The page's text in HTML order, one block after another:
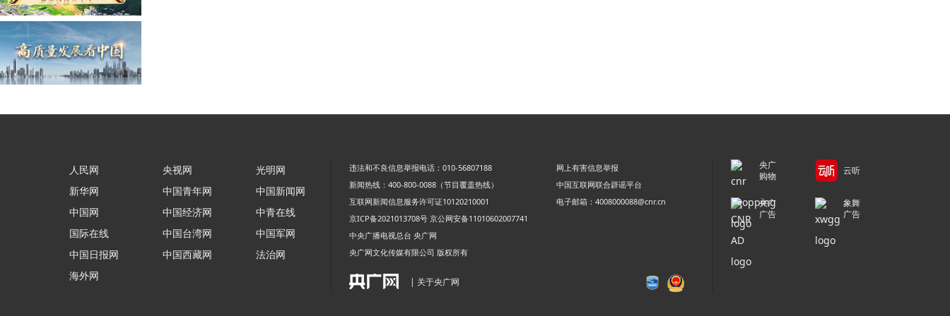
人民网
新华网
中国网
国际在线
中国日报网
海外网
央视网
中国青年网
中国经济网
中国台湾网
中国西藏网
光明网
中国新闻网
中青在线
中国军网
法治网
违法和不良信息举报电话：010-56807188
网上有害信息举报
新闻热线：400-800-0088（节目覆盖热线）
中国互联网联合辟谣平台
互联网新闻信息服务许可证10120210001
电子邮箱：4008000088@cnr.cn
京ICP备2021013708号 京公网安备11010602007741
中央广播电视总台 央广网
央广网文化传媒有限公司 版权所有
| 关于央广网
央广
购物
云听
央广
广告
象舞
广告